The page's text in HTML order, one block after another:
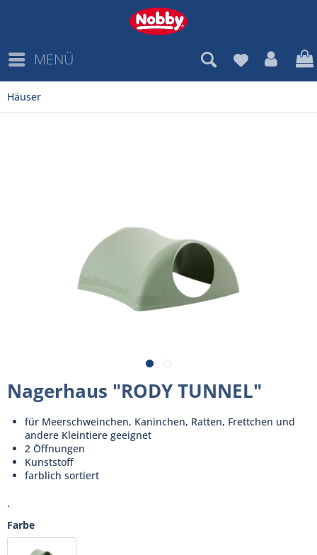
MENÜ
Häuser
Nagerhaus "RODY TUNNEL"
für Meerschweinchen, Kaninchen, Ratten, Frettchen und
andere Kleintiere geeignet
2 Öffnungen
Kunststoff
farblich sortiert
.
Farbe